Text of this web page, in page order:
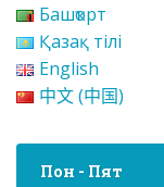
Башҡорт
Қазақ тілі
English
中文 (中国)
Пон - Пят